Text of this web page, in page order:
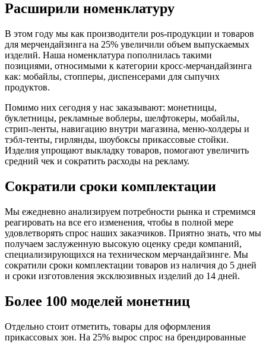
Расширили номенклатуру
В этом году мы как производители pos-продукции и товаров
для мерчендайзинга на 25% увеличили объем выпускаемых
изделий. Наша номенклатура пополнилась такими
позициями, относимыми к категории кросс-мерчандайзинга
как: мобайлы, стопперы, диспенсерами для сыпучих
продуктов.
Помимо них сегодня у нас заказывают: монетницы,
буклетницы, рекламные воблеры, шелфтокеры, мобайлы,
стрип-ленты, навигацию внутри магазина, меню-холдеры и
тэбл-тенты, гирлянды, шоубоксы прикассовые стойки.
Изделия упрощают выкладку товаров, помогают увеличить
средний чек и сократить расходы на рекламу.
Сократили сроки комплектации
Мы ежедневно анализируем потребности рынка и стремимся
реагировать на все его изменения, чтобы в полной мере
удовлетворять спрос наших заказчиков. Приятно знать, что мы
получаем заслуженную высокую оценку среди компаний,
специализирующихся на техническом мерчандайзинге. Мы
сократили сроки комплектации товаров из наличия до 5 дней
и сроки изготовления эксклюзивных изделий до 14 дней.
Более 100 моделей монетниц
Отдельно стоит отметить, товары для оформления
прикассовых зон. На 25% вырос спрос на брендированные